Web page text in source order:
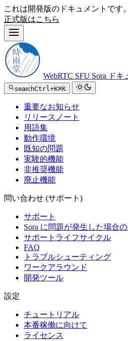
これは開発版のドキュメントです。
正式版はこちら
WebRTC SFU Sora ドキ
searchCtrl+K⌘K
重要なお知らせ
リリースノート
用語集
動作環境
既知の問題
実験的機能
非推奨機能
廃止機能
問い合わせ (サポート)
サポート
Sora に問題が発生した場合
サポートライフサイクル
FAQ
トラブルシューティング
ワークアラウンド
開発ツール
設定
チュートリアル
本番稼働に向けて
ライセンス